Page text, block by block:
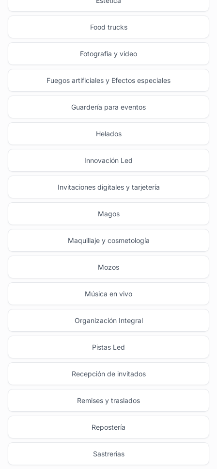
Food trucks
Fotografía y video
Fuegos artificiales y Efectos especiales
Guardería para eventos
Helados
Innovación Led
Invitaciones digitales y tarjetería
Magos
Maquillaje y cosmetología
Mozos
Música en vivo
Organización Integral
Pistas Led
Recepción de invitados
Remises y traslados
Repostería
Sastrerias